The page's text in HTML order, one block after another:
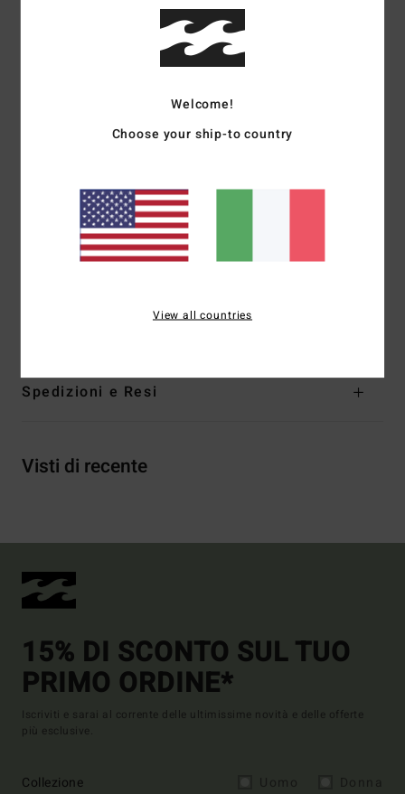
tessuto fiammato in misto di cotone e viscosa
Orlo interno:26,75"
Chiusura:chiusura con coulisse
Marcatura:placca in metallo
Altre caratteristiche:dettagli ricamati
Spedizioni e Resi
Visti di recente
15% DI SCONTO SUL TUO
PRIMO ORDINE*
Iscriviti e sarai al corrente delle ultimissime novità e delle offerte
più esclusive.
Collezione
Welcome!
Choose your ship-to country
View all countries